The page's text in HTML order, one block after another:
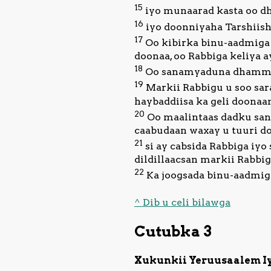
15 iyo munaarad kasta oo
16 iyo doonniyaha
17 Oo kibirka binu-aadmiga
doonaa, oo Rabbiga keliya
18 Oo sanamyaduna
19 Markii Rabbigu u soo
haybaddiisa ka geli
20 Oo maalintaas dadku
caabudaan waxay u tuuri
21 si ay cabsida Rabbiga
dildillaacsan markii
22 Ka joogsada binu-
^ Dib u celi bilawga
Cutubka 3
Xukunkii Yeruusaalem